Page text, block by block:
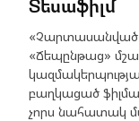
Տեսաֆիլմ
«Չարտասանված
«Ճեպընթաց»
բաղկացած
չորս նահատակ